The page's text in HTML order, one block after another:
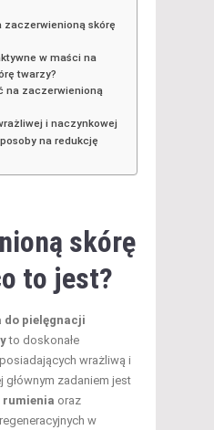
zaczerwienioną skórę
w maści na
twarzy?
na zaczerwienioną
i naczynkowej
na redukcję
skórę
to jest?
do pielęgnacji
to doskonałe
wrażliwą i
zadaniem jest
rumienia oraz
w